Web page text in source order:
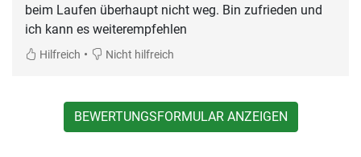
beim Laufen überhaupt nicht weg. Bin zufrieden und
ich kann es weiterempfehlen
Hilfreich • Nicht hilfreich
BEWERTUNGSFORMULAR ANZEIGEN